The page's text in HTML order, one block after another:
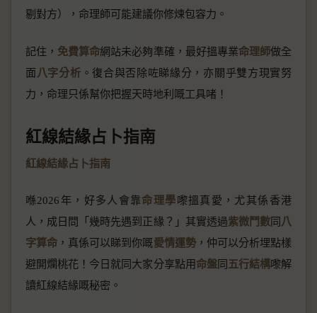
剔對方），命理師可能建議你修煉包容力。
記住， 免費算命網站未必夠準確，最好搵專業命理師做全
面 八字分析 。復合與否除咗睇緣分，亦關乎雙方現實努
力，命理只係幫你把握天時地利嘅工具啫！
紅線結緣占卜指南
紅線結緣占卜指南
喺2026年，好多人會靠命理學嚟搵真愛，尤其係香港
人，成日問「幾時先遇到正緣？」其實透過紫微鬥數同 八
字算命 ，真係可以睇到你嘅愛情運勢，仲可以分析埋點樣
避開爛桃花！今日就同大家分享點用 命盤同 五行結構嚟解
讀紅線結緣嘅秘密。